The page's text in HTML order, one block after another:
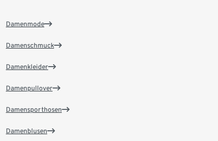
Damenmode
Damenschmuck
Damenkleider
Damenpullover
Damensporthosen
Damenblusen